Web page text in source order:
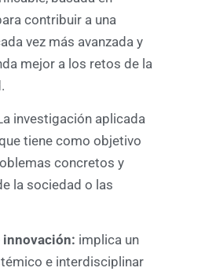
contribuir a una
vez más avanzada y
mejor a los retos de la
investigación aplicada
tiene como objetivo
concretos y
la sociedad o las
innovación: implica un
e interdisciplinar